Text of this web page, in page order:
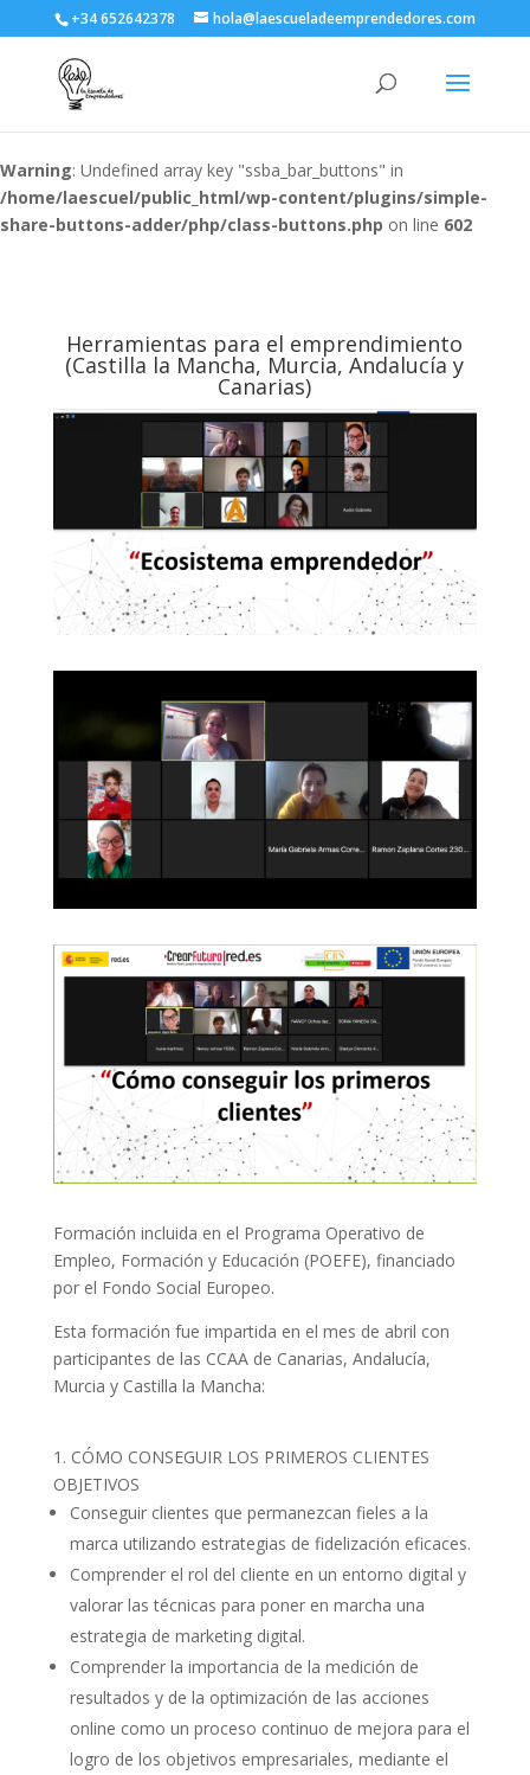
+34 652642378 hola@laescueladeemprendedores.com
Warning: Undefined array key "ssba_bar_buttons" in
/home/laescuel/public_html/wp-content/plugins/simple-
share-buttons-adder/php/class-buttons.php on line 602
Herramientas para el emprendimiento
(Castilla la Mancha, Murcia, Andalucía y
Canarias)
Formación incluida en el Programa Operativo de
Empleo, Formación y Educación (POEFE), financiado
por el Fondo Social Europeo.
Esta formación fue impartida en el mes de abril con
participantes de las CCAA de Canarias, Andalucía,
Murcia y Castilla la Mancha:
1. CÓMO CONSEGUIR LOS PRIMEROS CLIENTES
OBJETIVOS
Conseguir clientes que permanezcan fieles a la
marca utilizando estrategias de fidelización eficaces.
Comprender el rol del cliente en un entorno digital y
valorar las técnicas para poner en marcha una
estrategia de marketing digital.
Comprender la importancia de la medición de
resultados y de la optimización de las acciones
online como un proceso continuo de mejora para el
logro de los objetivos empresariales, mediante el